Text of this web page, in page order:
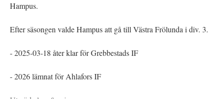
Hampus.
Efter säsongen valde Hampus att gå till Västra Frölunda i div. 3.
- 2025-03-18 åter klar för Grebbestads IF
- 2026 lämnat för Ahlafors IF